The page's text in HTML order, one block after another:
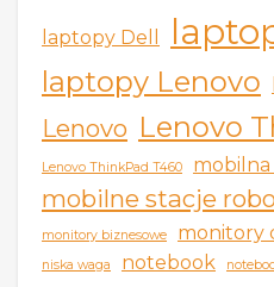
laptopy Dell
laptopy Lenovo
Lenovo Lenovo
Lenovo ThinkPad T460 mobilna
mobilne stacje
monitory biznesowe monitory
niska waga
notebook